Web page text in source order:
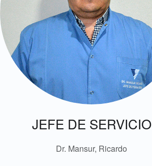
JEFE DE SERVICIO
Dr. Mansur, Ricardo